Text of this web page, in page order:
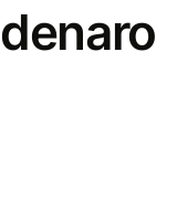
denaro